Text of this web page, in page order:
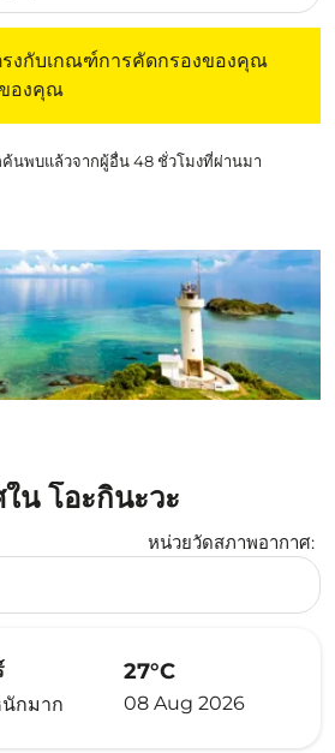
งกับเกณฑ์การคัดกรองของคุณ
องคุณ
นพบแล้วจากผู้อื่น 48 ชั่วโมงที่ผ่านมา
น โอะกินะวะ
หน่วยวัดสภาพอากาศ:
เซียส Selected
กมาก
27°C
08 Aug 2026